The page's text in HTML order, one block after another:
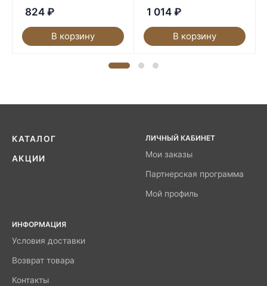
824 ₽
В корзину
1 014 ₽
В корзину
КАТАЛОГ
АКЦИИ
ЛИЧНЫЙ КАБИНЕТ
Мои заказы
Партнерская программа
Мой профиль
ИНФОРМАЦИЯ
Условия доставки
Возврат товара
Контакты